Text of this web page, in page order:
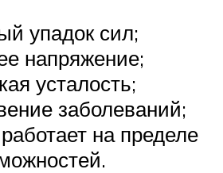
упадок сил;
напряжение;
усталость;
заболеваний;
на пределе